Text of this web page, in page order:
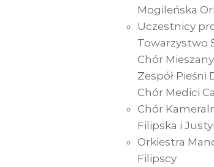
Mogileńska
Uczestnicy
Towarzystwo
Chór
Zespół Pieśni
Chór Medici
Chór
Filipska i
Orkiestra
Filipscy